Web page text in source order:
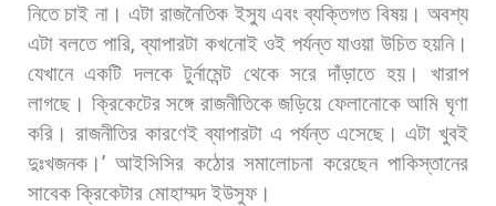
নিতে চাই না। এটা রাজনৈতিক ইস্যু এবং ব্যক্তিগত বিষয়। অবশ্য
এটা বলতে পারি,ব্যাপারটা কখনোই ওই পর্যন্ত যাওয়া উচিত হয়নি।
যেখানে একটি দলকে টুর্নামেন্ট থেকে সরে দাঁড়াতে হয়।
খারাপ
লাগছে। ক্রিকেটের সঙ্গে রাজনীতিকে জড়িয়ে ফেলানোকে আমি ঘৃণা
করি। রাজনীতির কারণেই ব্যাপারটা এ পর্যন্ত এসেছে। এটা খুবই
দুঃখজনক।’ আইসিসির কঠোর সমালোচনা করেছেন পাকিস্তানের
সাবেক ক্রিকেটার মোহাম্মদ ইউসুফ।